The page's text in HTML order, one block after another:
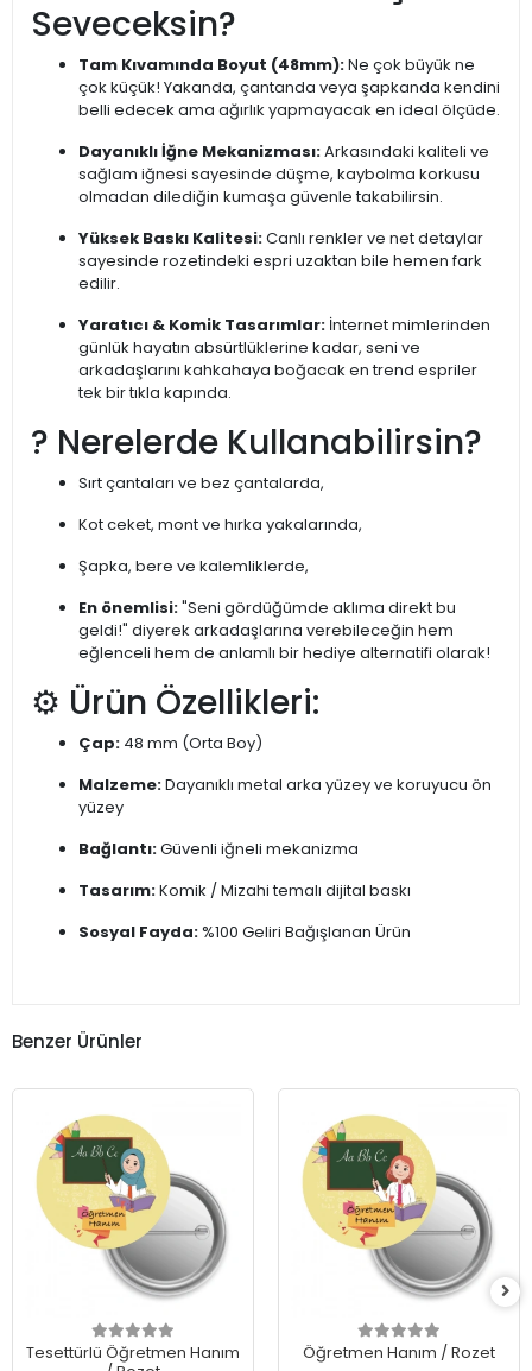
Seveceksin?
Tam Kıvamında Boyut (48mm):Ne çok büyük ne
çok küçük! Yakanda, çantanda veya şapkanda kendini
belli edecek ama ağırlık yapmayacak en ideal ölçüde.
Dayanıklı İğne Mekanizması:Arkasındaki kaliteli ve
sağlam iğnesi sayesinde düşme, kaybolma korkusu
olmadan dilediğin kumaşa güvenle takabilirsin.
Yüksek Baskı Kalitesi:Canlı renkler ve net detaylar
sayesinde rozetindeki espri uzaktan bile hemen fark
edilir.
Yaratıcı & Komik Tasarımlar: İnternet mimlerinden
günlük hayatın absürtlüklerine kadar, seni ve
arkadaşlarını kahkahaya boğacak en trend espriler
tek bir tıkla kapında.
? Nerelerde Kullanabilirsin?
Sırt çantaları ve bez çantalarda,
Kot ceket, mont ve hırka yakalarında,
Şapka, bere ve kalemliklerde,
En önemlisi:"Seni gördüğümde aklıma direkt bu
geldi!" diyerek arkadaşlarına verebileceğin hem
eğlenceli hem de anlamlı bir hediye alternatifi olarak!
⚙️ Ürün Özellikleri:
Çap: 48 mm (Orta Boy)
Malzeme:Dayanıklı metal arka yüzey ve koruyucu ön
yüzey
Bağlantı:Güvenli iğneli mekanizma
Tasarım:Komik / Mizahi temalı dijital baskı
Sosyal Fayda: %100 Geliri Bağışlanan Ürün
Benzer Ürünler
Tesettürlü Öğretmen Hanım
Öğretmen Hanım / Rozet